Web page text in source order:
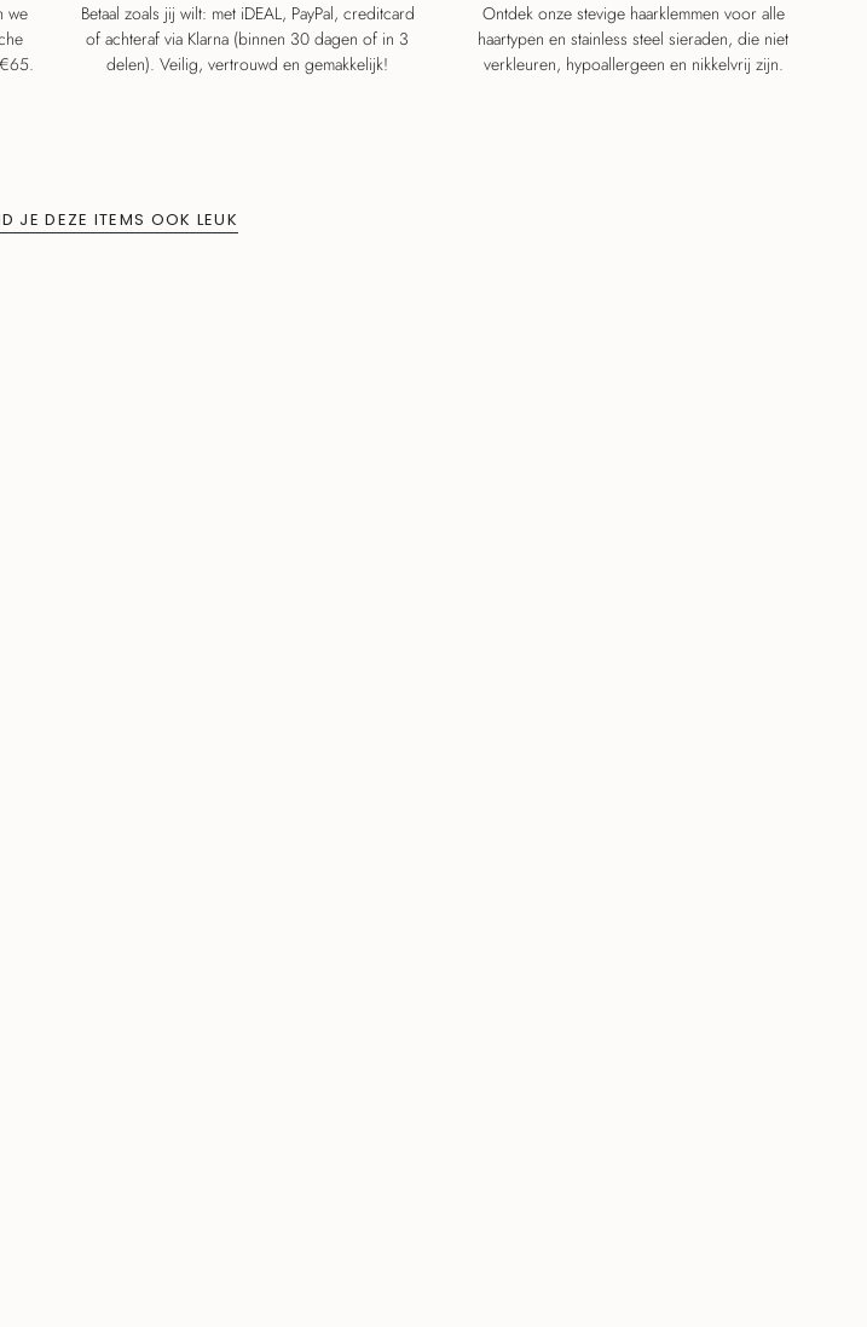
we
Betaal zoals jij wilt: met iDEAL, PayPal, creditcard
of achteraf via Klarna (binnen 30 dagen of in 3
delen). Veilig, vertrouwd en gemakkelijk!
Ontdek onze stevige haarklemmen voor alle
haartypen en stainless steel sieraden, die niet
verkleuren, hypoallergeen en nikkelvrij zijn.
JE DEZE ITEMS OOK LEUK